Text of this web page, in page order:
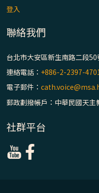
登入
聯絡我們
台北市大安區新生南路二段50
連絡電話： +886-2-2397-
電子郵件：
郵政劃撥帳戶：中華民國天
社群平台